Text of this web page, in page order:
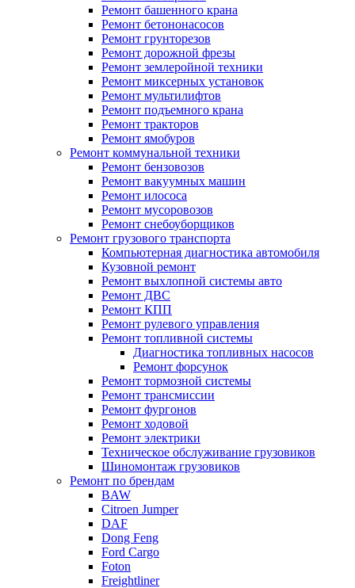
Ремонт башенного крана
Ремонт бетононасосов
Ремонт грунторезов
Ремонт дорожной фрезы
Ремонт землеройной техники
Ремонт миксерных установок
Ремонт мультилифтов
Ремонт подъемного крана
Ремонт тракторов
Ремонт ямобуров
Ремонт коммунальной техники
Ремонт бензовозов
Ремонт вакуумных машин
Ремонт илососа
Ремонт мусоровозов
Ремонт снебоуборщиков
Ремонт грузового транспорта
Компьютерная диагностика автомобиля
Кузовной ремонт
Ремонт выхлопной системы авто
Ремонт ДВС
Ремонт КПП
Ремонт рулевого управления
Ремонт топливной системы
Диагностика топливных насосов
Ремонт форсунок
Ремонт тормозной системы
Ремонт трансмиссии
Ремонт фургонов
Ремонт ходовой
Ремонт электрики
Техническое обслуживание грузовиков
Шиномонтаж грузовиков
Ремонт по брендам
BAW
Citroen Jumper
DAF
Dong Feng
Ford Cargo
Foton
Freightliner